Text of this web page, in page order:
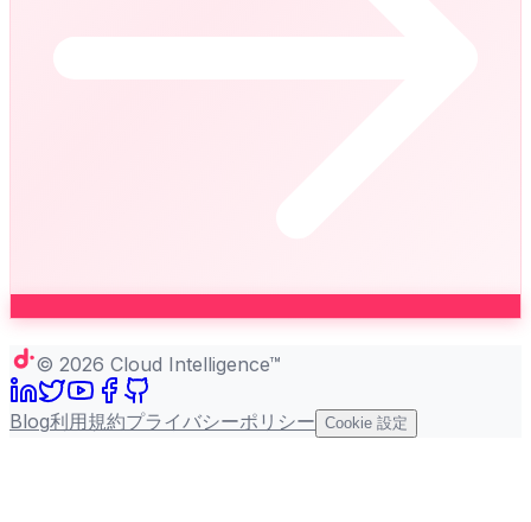
© 2026 Cloud Intelligence™
Blog利用規約プライバシーポリシー Cookie 設定